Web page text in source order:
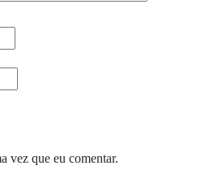
vez que eu comentar.